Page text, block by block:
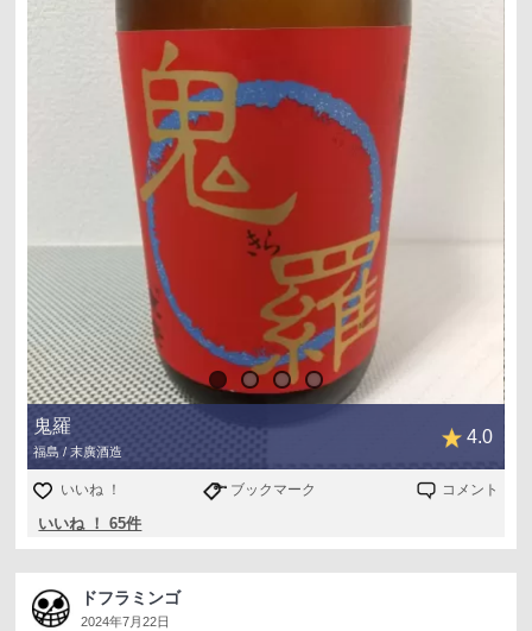
さて、お味の方はいかに。
・匂いあまりない。
・アルコール辛さはある。
・トゲトゲしさはない。
・薄めの辛め。
・悪くはない。
56度の飛び切り燗から37度の人肌燗まで燗冷まし。
全体的に味わいの厚み増して上燗付近では旨味も顔を出し
てきました。
極辛口かと言われるとそうでもないかなーって思います
ね。
表現の問題かもしれませんが、辛いと言うよりはドライと
言うか甘くないと言った感じでした。
冷酒でも燗酒でも楽しめる一品でした。
福島県会津若松市はリオン・ドール駅前店さんを訪問して
#ギンジョウシュノススメ
鬼羅
福島 / 末廣酒造
4.0
いいね ！ ブックマーク コメント
いいね ！ 65件
ドフラミンゴ
2024年7月22日